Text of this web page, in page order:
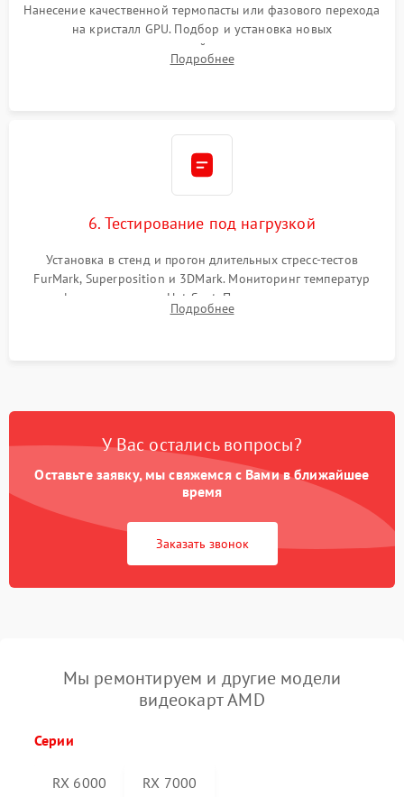
Нанесение качественной термопасты или фазового перехода
на кристалл GPU. Подбор и установка новых
термопрокладок правильной толщины на память и цепи
питания. Монтаж радиатора и бэкплейта, подключение и
Подробнее
6. Тестирование под нагрузкой
Установка в стенд и прогон длительных стресс-тестов
FurMark, Superposition и 3DMark. Мониторинг температур
графического чипа и Hot Spot. Проверка на отсутствие
артефактов изображения, вылетов драйвера и зависаний.
Подробнее
У Вас остались вопросы?
Оставьте заявку, мы свяжемся с Вами в ближайшее
время
Заказать звонок
Мы ремонтируем и другие модели
видеокарт AMD
Серии
RX 6000 RX 7000